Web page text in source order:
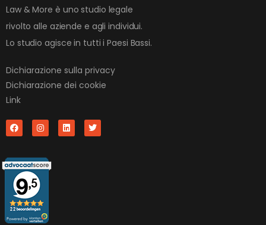
Law & More è uno studio legale
rivolto alle aziende e agli individui.
Lo studio agisce in tutti i Paesi Bassi.
Dichiarazione sulla privacy
Dichiarazione dei cookie
Link